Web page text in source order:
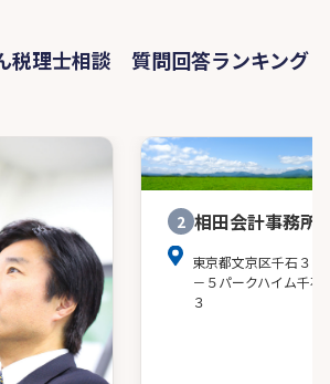
税理士相談 質問回答ランキング
2 相田会計事務所
東京都文京区千石３－
－５パークハイム千石
３